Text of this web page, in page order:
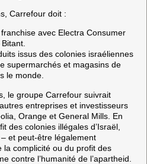
Carrefour doit :
avec Electra Consumer
issus des colonies israéliennes
supermarchés et magasins de
le monde.
le groupe Carrefour suivrait
entreprises et investisseurs
Orange et General Mills. En
des colonies illégales d’Israël,
et peut-être légalement
la complicité ou du profit des
contre l’humanité de l’apartheid.